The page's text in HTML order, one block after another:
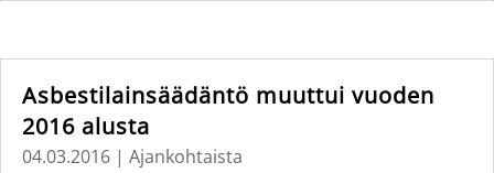
Asbestilainsäädäntö muuttui vuoden
2016 alusta
04.03.2016 | Ajankohtaista